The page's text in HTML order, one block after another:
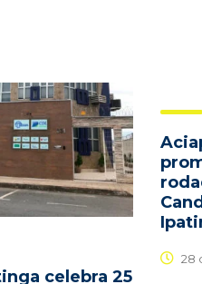
celebra 25
28